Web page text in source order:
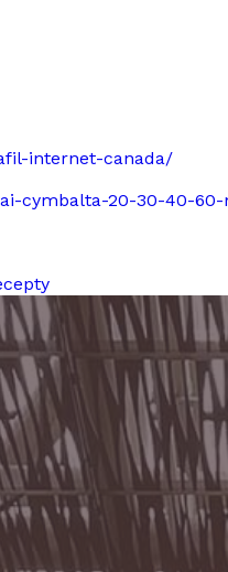
internet-canada/
cymbalta-20-30-40-